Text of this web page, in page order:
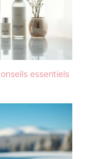
essentiels